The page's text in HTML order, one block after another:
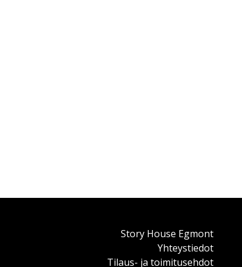
Story House Egmont
Yhteystiedot
Tilaus- ja toimitusehdot